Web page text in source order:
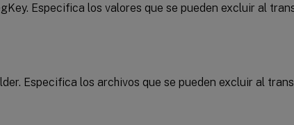
Especifica los valores que se pueden excluir al
Especifica los archivos que se pueden excluir al